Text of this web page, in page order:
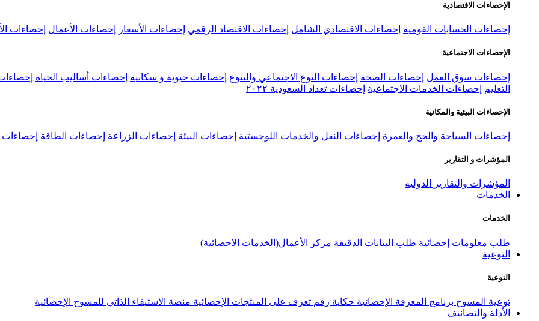
الإحصاءات الاقتصادية
إحصاءات الحسابات القومية إحصاءات الاقتصادي الشامل إحصاءات الاقتصاد الرقمي إحصاءات الأسعار إحصاءات الأعمال إحصاءات
الإحصاءات الاجتماعية
إحصاءات سوق العمل إحصاءات الصحة إحصاءات النوع الاجتماعي والتنوع إحصاءات حيوية و سكانية إحصاءات أساليب الحياة
التعليم
إحصاءات الخدمات الاجتماعية إحصاءات تعداد السعودية ٢٠٢٢
الإحصاءات البيئية والمكانية
إحصاءات السياحة والحج والعمرة إحصاءات النقل والخدمات اللوجستية إحصاءات البيئة إحصاءات الزراعة إحصاءات الطاقة إحصاءات
المؤشرات و التقارير
المؤشرات والتقارير الدولية
الخدمات
الخدمات
طلب معلومات إحصائية طلب البيانات الدقيقة مركز الأعمال(الخدمات الاحصائية)
التوعية
التوعية
توعية المسوح برنامج المعرفة الإحصائية حكاية رقم تعرف على المنتجات الإحصائية منصة الاستيفاء الذاتي للمسوح الإحصائية
الأدلة والتصانيف